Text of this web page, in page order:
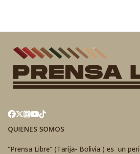
QUIENES SOMOS
“Prensa Libre” (Tarija- Bolivia ) es un